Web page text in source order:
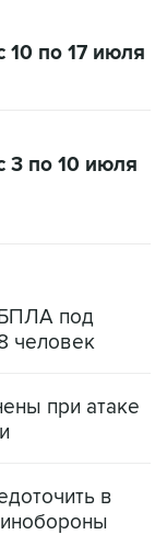
по 17 июля
по 10 июля
БПЛА под
человек
при атаке
в